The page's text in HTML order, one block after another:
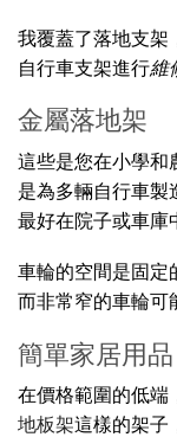
我覆蓋了落地支架
自行車支架進行維
金屬落地架
這些是您在小學和
是為多輛自行車製
最好在院子或車庫
車輪的空間是固定
而非常窄的車輪可
簡單家居用
在價格範圍的低端
地板架這樣的架子